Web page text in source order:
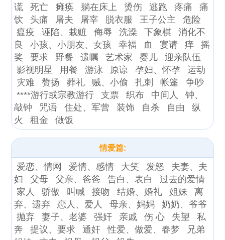
谎
死亡 瘫痪 躺在床上 烫伤 逃跑 疼痛
痛
饮
头痛 屠夫 屠宰 脱衣服 王子公主
危险
瘟疫
诬陷、栽赃 侮辱 洗澡 下象棋
消化不
良
小孩、小朋友、女孩 幸福 血 宴请 痒
摇
奖
要求 野餐 遗嘱 艺术家 婴儿
迎亲队伍
影视明星
用餐 游泳 原谅 孕妇、怀孕
运动
灾难
赞扬 葬礼 贼、小偷 扎刺 帐篷
争吵
****游行或宗教游行
支票 织布 中间人
钟、
敲钟
咒语 住处、军营 装饰 自杀 自由
纵
火
租金 做饭
情爱篇:
爱恋、情网 爱情、感情 大笑 发怒
夫妻、夫
妇
父母 父亲、爸爸 告白、表白
过去的爱情
家人
骄傲 叫喊 接吻 结婚、婚礼 姐妹
离
弃、遗弃
恋人、爱人 母亲、妈妈
奶奶、爷爷
抛弃
妻子、老婆 强奸 亲戚 伤 心 失望
私
奔
提议、要求 通奸 性爱、做爱、春梦
兄弟